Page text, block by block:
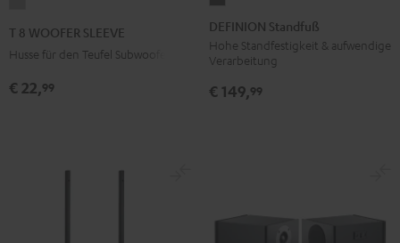
Grau
T 8 WOOFER SLEEVE
Husse für den Teufel Subwoofer T 8
€ 22,99
Standfuß
Anthrazit
DEFINION Standfuß
Hohe Standfestigkeit & aufwendige
Verarbeitung
€ 149,99